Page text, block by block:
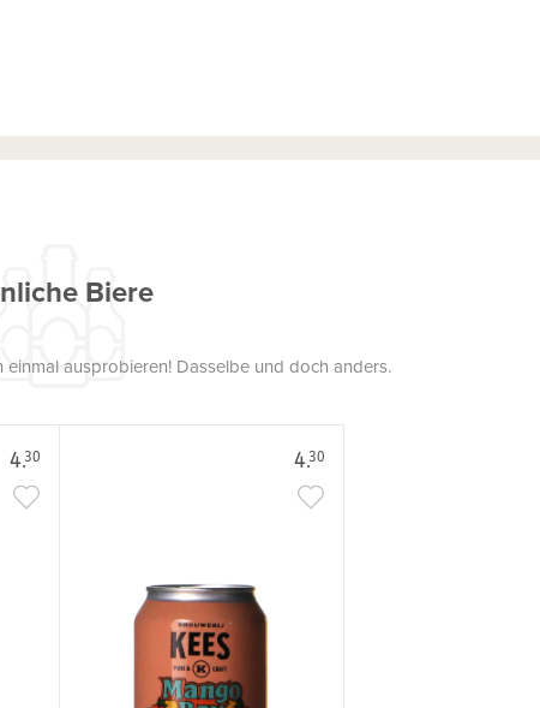
Biere
einmal ausprobieren! Dasselbe und doch anders.
4.30 4.30